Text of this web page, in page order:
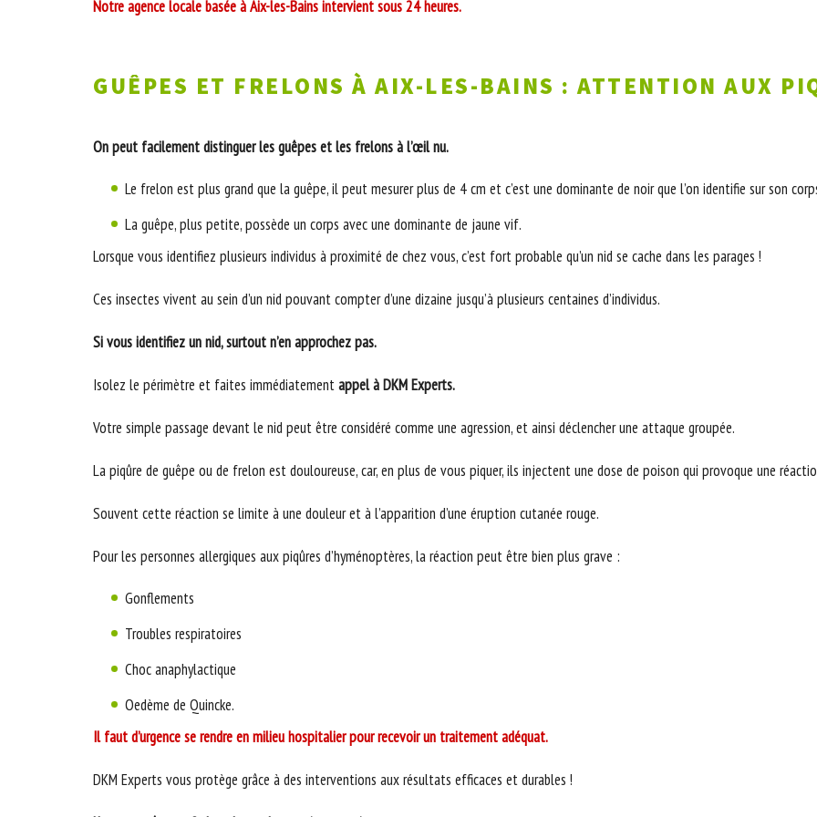
Notre agence locale basée à Aix-les-Bains intervient sous 24 heures.
GUÊPES ET FRELONS À AIX-LES-BAINS : ATTENTION AUX
On peut facilement distinguer les guêpes et les frelons à l’œil nu.
Le frelon est plus grand que la guêpe, il peut mesurer plus de 4 cm et c’est une dominante de noir que l’on identifie sur son
La guêpe, plus petite, possède un corps avec une dominante de jaune vif.
Lorsque vous identifiez plusieurs individus à proximité de chez vous, c’est fort probable qu’un nid se cache dans les parages !
Ces insectes vivent au sein d’un nid pouvant compter d’une dizaine jusqu’à plusieurs centaines d’individus.
Si vous identifiez un nid, surtout n’en approchez pas.
Isolez le périmètre et faites immédiatementappel à DKM Experts.
Votre simple passage devant le nid peut être considéré comme une agression, et ainsi déclencher une attaque groupée.
La piqûre de guêpe ou de frelon est douloureuse, car, en plus de vous piquer, ils injectent une dose de poison qui provoque une
Souvent cette réaction se limite à une douleur et à l’apparition d’une éruption cutanée rouge.
Pour les personnes allergiques aux piqûres d’hyménoptères, la réaction peut être bien plus grave :
Gonflements
Troubles respiratoires
Choc anaphylactique
Oedème de Quincke.
Il faut d’urgence se rendre en milieu hospitalier pour recevoir un traitement adéquat.
DKM Experts vous protège grâce à des interventions aux résultats efficaces et durables !